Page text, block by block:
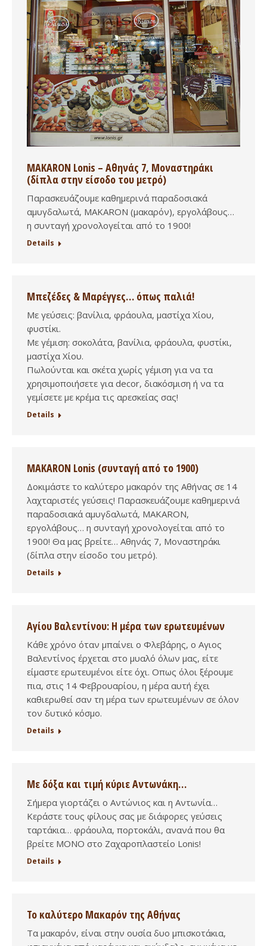
MAKARON Lonis – Αθηνάς 7, Μοναστηράκι
(δίπλα στην είσοδο του μετρό)
Παρασκευάζουμε καθημερινά παραδοσιακά
αμυγδαλωτά, MAKARON (μακαρόν), εργολάβους…
η συνταγή χρονολογείται από το 1900!
Details
Μπεζέδες & Μαρέγγες… όπως παλιά!
Με γεύσεις: βανίλια, φράουλα, μαστίχα Χίου,
φυστίκι.
Με γέμιση: σοκολάτα, βανίλια, φράουλα, φυστίκι,
μαστίχα Χίου.
Πωλούνται και σκέτα χωρίς γέμιση για να τα
χρησιμοποιήσετε για decor, διακόσμιση ή να τα
γεμίσετε με κρέμα τις αρεσκείας σας!
Details
MAKARON Lonis (συνταγή από το 1900)
Δοκιμάστε το καλύτερο μακαρόν της Αθήνας σε 14
λαχταριστές γεύσεις! Παρασκευάζουμε καθημερινά
παραδοσιακά αμυγδαλωτά, MAKARON,
εργολάβους… η συνταγή χρονολογείται από το
1900! Θα μας βρείτε… Αθηνάς 7, Μοναστηράκι
(δίπλα στην είσοδο του μετρό).
Details
Αγίου Βαλεντίνου: Η μέρα των ερωτευμένων
Κάθε χρόνο όταν μπαίνει ο Φλεβάρης, ο Αγιος
Βαλεντίνος έρχεται στο μυαλό όλων μας, είτε
είμαστε ερωτευμένοι είτε όχι. Οπως όλοι ξέρουμε
πια, στις 14 Φεβρουαρίου, η μέρα αυτή έχει
καθιερωθεί σαν τη μέρα των ερωτευμένων σε όλον
τον δυτικό κόσμο.
Details
Με δόξα και τιμή κύριε Αντωνάκη…
Σήμερα γιορτάζει ο Αντώνιος και η Αντωνία…
Κεράστε τους φίλους σας με διάφορες γεύσεις
ταρτάκια… φράουλα, πορτοκάλι, ανανά που θα
βρείτε ΜΟΝΟ στο Ζαχαροπλαστείο Lonis!
Details
Το καλύτερο Μακαρόν της Αθήνας
Τα μακαρόν, είναι στην ουσία δυο μπισκοτάκια,